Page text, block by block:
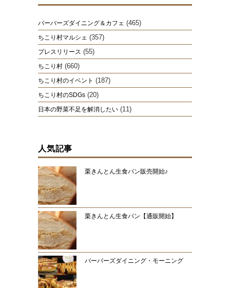
バーバーズダイニング＆カフェ (465)
ちこり村マルシェ (357)
プレスリリース (55)
ちこり村 (660)
ちこり村のイベント (187)
ちこり村のSDGs (20)
日本の野菜不足を解消したい (11)
人気記事
栗きんとん生食パン販売開始♪
栗きんとん生食パン【通販開始】
バーバーズダイニング・モーニング